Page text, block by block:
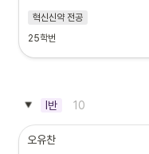
혁신신약 전공
25학번
I반 10
오유찬